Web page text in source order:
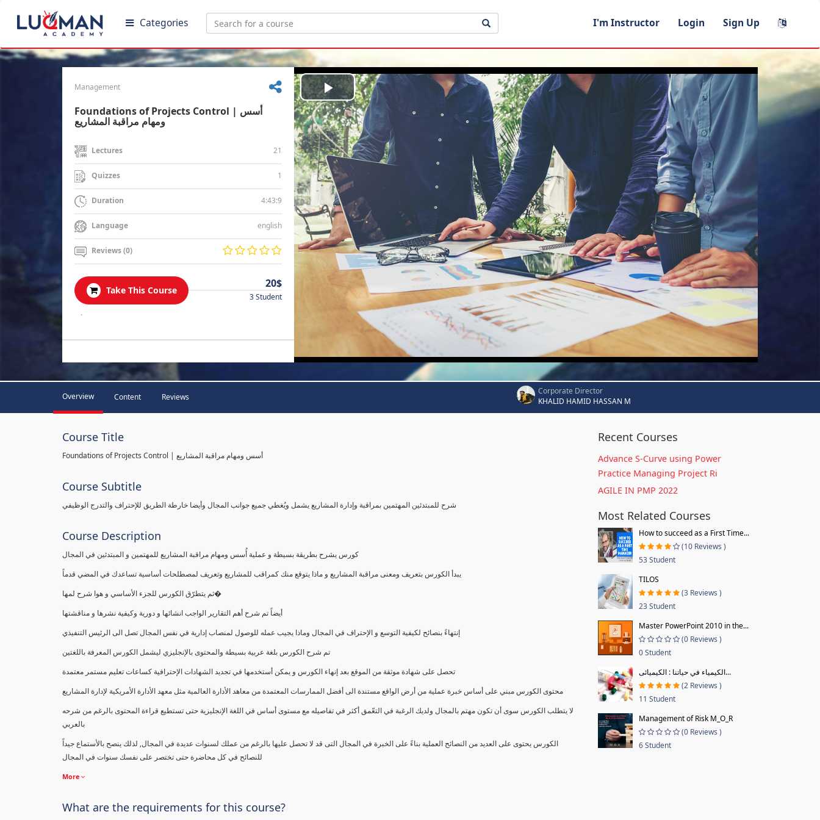
Categories I'm Instructor Login Sign Up
Management
Foundations of Projects Control | أسس
ومهام مراقبة المشاريع
Lectures 21
Quizzes 1
Duration 4:43:9
Language english
Reviews (0)
Take This Course
20$
3 Student
.
Play
Video
Overview Content Reviews
Corporate Director
KHALID HAMID HASSAN M
Course Title
Foundations of Projects Control | أسس ومهام مراقبة المشاريع
Course Subtitle
شرح للمبتدئين المهتمين بمراقبة وإدارة المشاريع يشمل ويُغطي جميع جوانب المجال وأيضا خارطة الطريق للإحتراف والتدرج الوظيفي
Course Description
كورس يشرح بطريقة بسيطة و عملية أُسس ومهام مراقبة المشاريع للمهتمين و المبتدئين في المجال
يبدأ الكورس بتعريف ومعنى مراقبة المشاريع و ماذا يتوقع منك كمراقب للمشاريع وتعريف لمصطلحات أساسية تساعدك في المضي قدماً
ثم يتطرّق الكورس للجزء الأساسي و هوا شرح لمها�
أيضاً تم شرح أهم التقارير الواجب انشائها و دورية وكيفية نشرها و مناقشتها
إنتهاءً بنصائح لكيفية التوسع و الإحتراف في المجال وماذا يجيب عمله للوصول لمنصاب إدارية في نفس المجال تصل الى الرئيس التنفيذي
تم شرح الكورس بلغة عربية بسيطة والمحتوى بالإنجليزي ليشمل الكورس المعرفة باللغتين
تحصل على شهادة موثقة من الموقع بعد إنهاء الكورس و يمكن أستخدمها في تجديد الشهادات الإحترافية كساعات تعليم مستمر معتمدة
محتوى الكورس مبني على أساس خبرة عملية من أرض الواقع مستندة الى أفضل الممارسات المعتمدة من معاهد الأدارة العالمية مثل معهد الأدارة الأمريكية لإدارة المشاريع
لا يتطلب الكورس سوى أن تكون مهتم بالمجال ولديك الرغبة في التعّمق أكثر في تفاصيله مع مستوى أساس في اللغة الإنجليزية حتى تستطيع قراءة المحتوى بالرغم من شرحه
بالعربي
الكورس يحتوى على العديد من النصائح العملية بناءً على الخبرة في المجال التى قد لا تحصل عليها بالرغم من عملك لسنوات عديدة في المجال, لذلك ينصح بالأستماع جيداً
للنصائح في كل محاضرة حتى تختصر على نفسك سنوات في المجال
More
What are the requirements for this course?
Recent Courses
Advance S-Curve using Power
Practice Managing Project Ri
AGILE IN PMP 2022
Most Related Courses
How to succeed as a First Time...
(10 Reviews )
53 Student
TILOS
(3 Reviews )
23 Student
Master PowerPoint 2010 in the...
(0 Reviews )
0 Student
الكيمياء في حياتنا : الكيميائى...
(2 Reviews )
11 Student
Management of Risk M_O_R
(0 Reviews )
6 Student